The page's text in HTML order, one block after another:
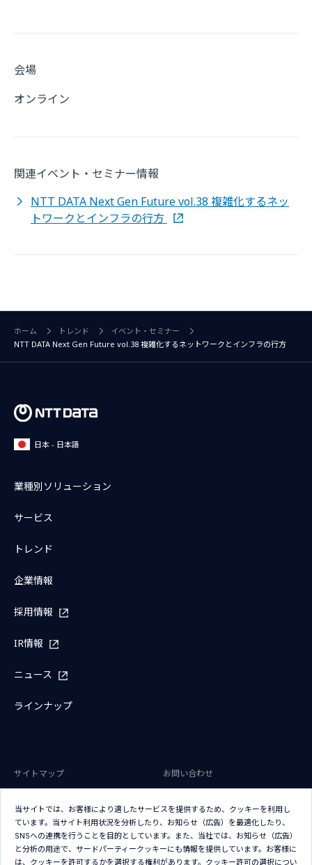
会場
オンライン
関連イベント・セミナー情報
NTT DATA Next Gen Future vol.38 複雑化するネッ
トワークとインフラの行方
ホーム トレンド
イベント・セミナー
NTT DATA Next Gen Future vol.38 複雑化するネットワークとインフラの行方
日本 - 日本語
業種別ソリューション
サービス
トレンド
企業情報
採用情報
IR情報
ニュース
ラインナップ
サイトマップ
お問い合わせ
アクセシビリティポリシー
クッキー（Cookie）ポリシー
クッキー（Cookie）プリファレン
ス
当サイトでは、お客様により適したサービスを提供するため、クッキーを利用し
ています。当サイト利用状況を分析したり、お知らせ（広告）を最適化したり、
SNSへの連携を行うことを目的としています。また、当社では、お知らせ（広告）
と分析の用途で、サードパーティークッキーにも情報を提供しています。お客様に
は、クッキーを許可するかを選択する権利があります。クッキー許可の選択につい